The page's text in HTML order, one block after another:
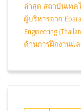
ล่าสุด สถาบันเทค
ผู้บริหารจาก
Engineering
ด้านการฝึกงานแ